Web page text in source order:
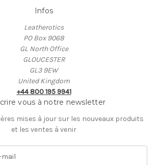
Infos
Leatherotics
PO Box 9068
GL North Office
GLOUCESTER
GL3 9EW
United Kingdom
+44 800 195 9941
vous à notre newsletter
mises à jour sur les nouveaux produits
et les ventes à venir